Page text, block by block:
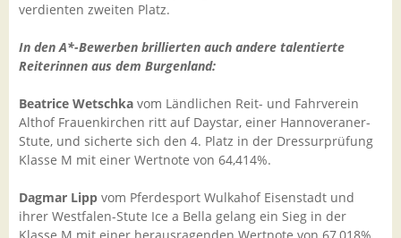
verdienten zweiten Platz.
In den A*-Bewerben brillierten auch andere talentierte
Reiterinnen aus dem Burgenland:
Beatrice Wetschkavom Ländlichen Reit- und Fahrverein
Althof Frauenkirchen ritt auf Daystar, einer Hannoveraner-
Stute, und sicherte sich den 4. Platz in der Dressurprüfung
Klasse M mit einer Wertnote von 64,414%.
Dagmar Lippvom Pferdesport Wulkahof Eisenstadt und
ihrer Westfalen-Stute Ice a Bella gelang ein Sieg in der